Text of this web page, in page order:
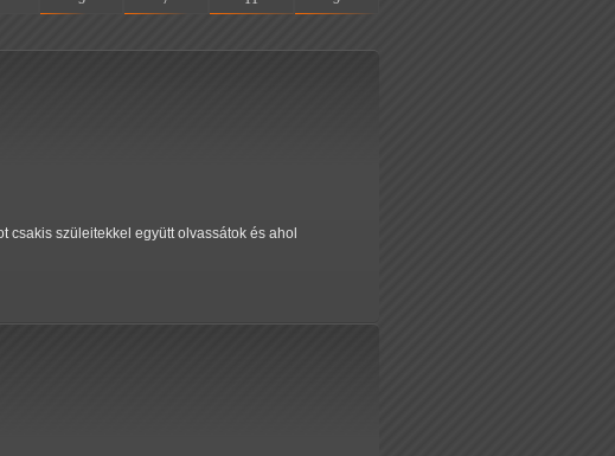
csakis szüleitekkel együtt olvassátok és ahol